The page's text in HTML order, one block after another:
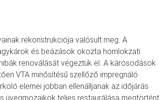
rekonstrukciója valósult meg. A
és beázások okozta homlokzati
renoválását végeztük el. A károsodások
VTA minősítésű szellőző impregnáló
elemei jobban ellenálljanak az időjárás
üvegmozaikok teljes restaurálása megtörtént.